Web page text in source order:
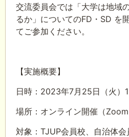
交流委員会では「大学は地域
るか」についてのFD・SD を
てご参加ください。
【実施概要】
日時：2023年7月25日（火）
場所：オンライン開催（Zoom
対象：TJUP会員校、自治体